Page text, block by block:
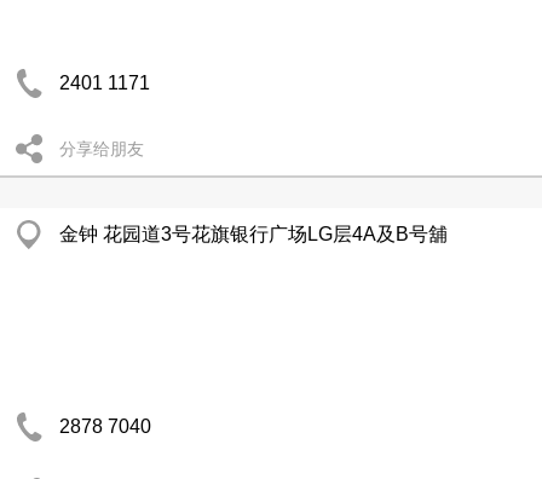
2401 1171
分享给朋友
金钟 花园道3号花旗银行广场LG层4A及B号舖
2878 7040